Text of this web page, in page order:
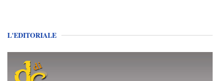
L'EDITORIALE